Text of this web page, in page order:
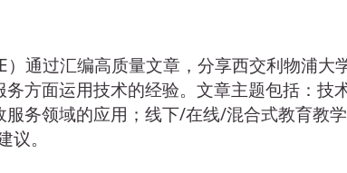
）通过汇编高质量文章，分享西交利物浦大
方面运用技术的经验。文章主题包括：技
务领域的应用；线下/在线/混合式教育教
。